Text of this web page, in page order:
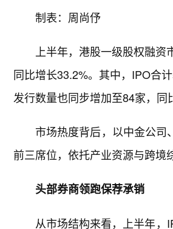
制表：周尚伃
上半年，港股一级股权融
同比增长33.2%。其中，IPO合
发行数量也同步增加至84家，同
市场热度背后，以中金公
前三席位，依托产业资源与跨境
头部券商领跑保荐承销
从市场结构来看，上半年，